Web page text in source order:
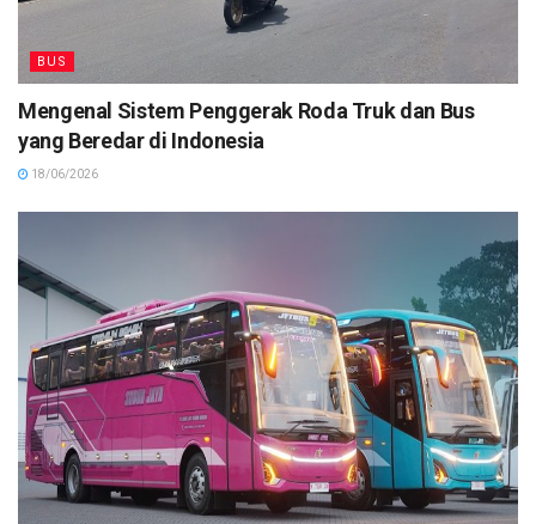
BUS
Mengenal Sistem Penggerak Roda Truk dan Bus
yang Beredar di Indonesia
18/06/2026